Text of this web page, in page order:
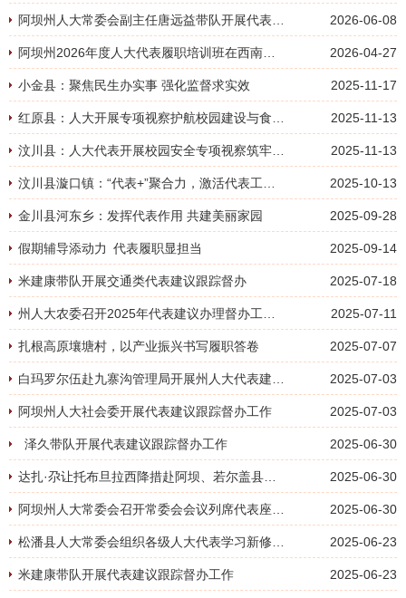
2026-06-08
2026-04-27
小金县：聚焦民生办实事 强化监督求实效 2025-11-17
2025-11-13
2025-11-13
2025-10-13
金川县河东乡：发挥代表作用 共建美丽家园 2025-09-28
假期辅导添动力 代表履职显担当 2025-09-14
米建康带队开展交通类代表建议跟踪督办 2025-07-18
2025-07-11
扎根高原壤塘村，以产业振兴书写履职答卷 2025-07-07
2025-07-03
阿坝州人大社会委开展代表建议跟踪督办工作 2025-07-03
泽久带队开展代表建议跟踪督办工作 2025-06-30
2025-06-30
2025-06-30
2025-06-23
米建康带队开展代表建议跟踪督办工作 2025-06-23